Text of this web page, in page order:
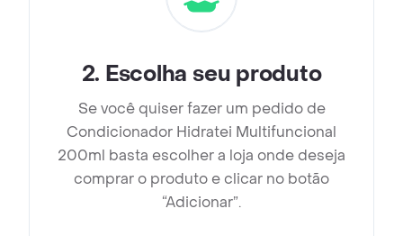
2. Escolha seu produto
Se você quiser fazer um pedido de
Condicionador Hidratei Multifuncional
200ml basta escolher a loja onde deseja
comprar o produto e clicar no botão
“Adicionar”.